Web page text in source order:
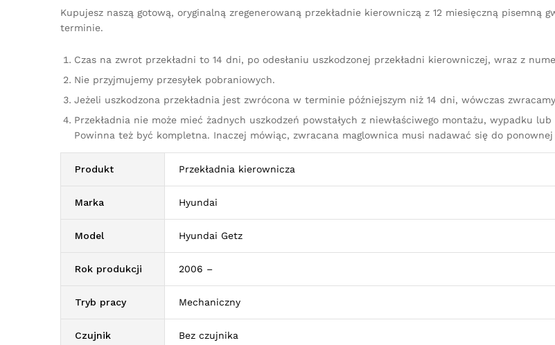
Kupujesz naszą gotową, oryginalną zregenerowaną przekładnie kierowniczą z 12 miesięczną pisemną
terminie.
Czas na zwrot przekładni to 14 dni, po odesłaniu uszkodzonej przekładni kierowniczej, wraz z
Nie przyjmujemy przesyłek pobraniowych.
Jeżeli uszkodzona przekładnia jest zwrócona w terminie późniejszym niż 14 dni, wówczas
Przekładnia nie może mieć żadnych uszkodzeń powstałych z niewłaściwego montażu, wypadku
Powinna też być kompletna. Inaczej mówiąc, zwracana maglownica musi nadawać się do ponownej
Produkt Przekładnia kierownicza
Marka Hyundai
Model Hyundai Getz
Rok produkcji 2006 –
Tryb pracy Mechaniczny
Czujnik Bez czujnika